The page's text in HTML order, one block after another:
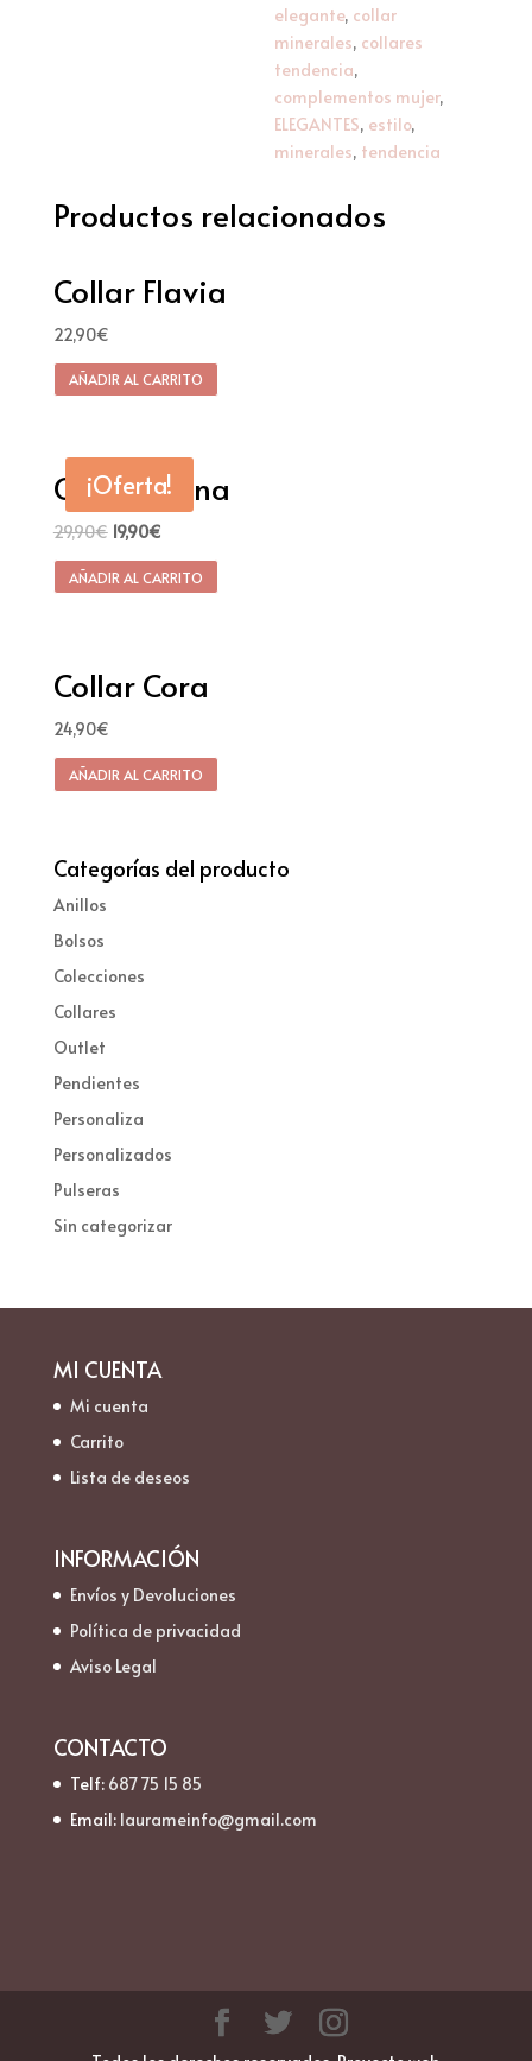
elegante, collar
minerales, collares
tendencia,
complementos mujer,
ELEGANTES, estilo,
minerales, tendencia
Productos relacionados
Collar Flavia
22,90€
AÑADIR AL CARRITO
¡Oferta!
Collar Giana
29,90€ 19,90€
AÑADIR AL CARRITO
Collar Cora
24,90€
AÑADIR AL CARRITO
Categorías del producto
Anillos
Bolsos
Colecciones
Collares
Outlet
Pendientes
Personaliza
Personalizados
Pulseras
Sin categorizar
MI CUENTA
Mi cuenta
Carrito
Lista de deseos
INFORMACIÓN
Envíos y Devoluciones
Política de privacidad
Aviso Legal
CONTACTO
Telf: 687 75 15 85
Email: laurameinfo@gmail.com